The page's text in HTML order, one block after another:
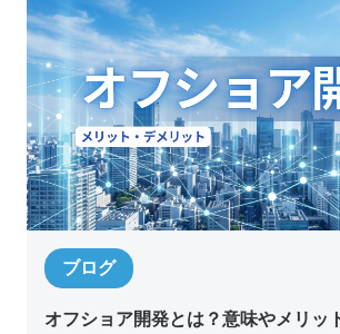
ブログ
オフショア開発とは？意味やメリッ